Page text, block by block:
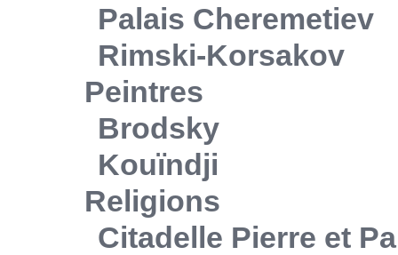
Palais Cheremetiev
Rimski-Korsakov
Peintres
Brodsky
Kouïndji
Religions
Citadelle Pierre et